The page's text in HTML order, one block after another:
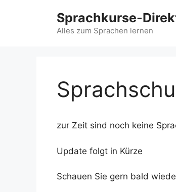
Sprachkurse-
Alles zum Sprachen lernen
zur Zeit sind noch keine
Update folgt in Kürze
Schauen Sie gern bald